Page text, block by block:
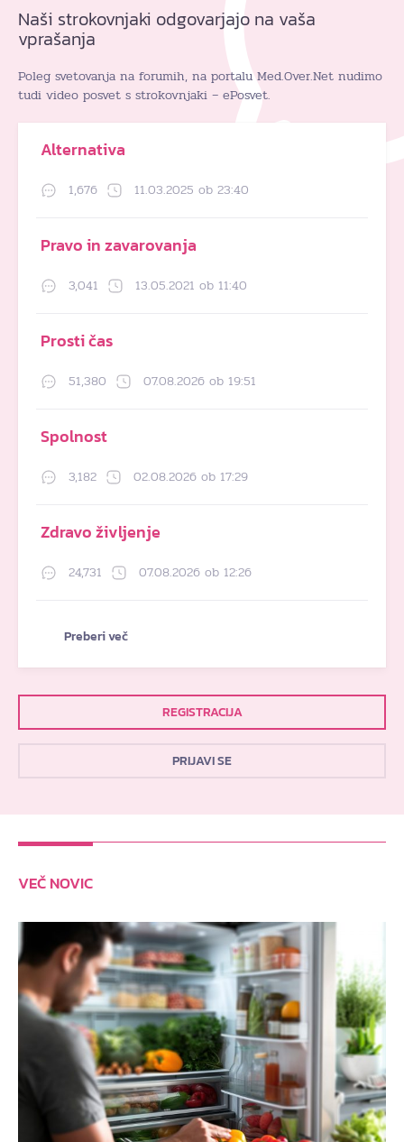
Naši strokovnjaki odgovarjajo na vaša
vprašanja
Poleg svetovanja na forumih, na portalu Med.Over.Net nudimo
tudi video posvet s strokovnjaki – ePosvet.
Alternativa
1,676 11.03.2025 ob 23:40
Pravo in zavarovanja
3,041 13.05.2021 ob 11:40
Prosti čas
51,380 07.08.2026 ob 19:51
Spolnost
3,182 02.08.2026 ob 17:29
Zdravo življenje
24,731 07.08.2026 ob 12:26
Preberi več
REGISTRACIJA
PRIJAVI SE
VEČ NOVIC